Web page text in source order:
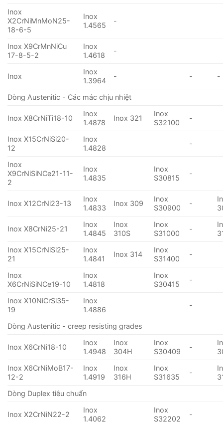
Inox
X2CrNiMnMoN25-
18-6-5
Inox
1.4565
-
Inox X9CrMnNiCu
17-8-5-2
Inox
1.4618
-
Inox
Inox
1.3964
- - -
Dòng Austenitic - Các mác chịu nhiệt
Inox X8CrNiTi18-10
Inox
1.4878
Inox 321
Inox
S32100
-
Inox X15CrNiSi20-
12
Inox
1.4828
-
Inox
X9CrNiSiNCe21-11-
2
Inox
1.4835
Inox
S30815
-
Inox X12CrNi23-13
Inox
1.4833
Inox 309
Inox
S30900
-
Inox X8CrNi25-21
Inox
1.4845
Inox
310S
Inox
S31000
-
Inox X15CrNiSi25-
21
Inox
1.4841
Inox 314
Inox
S31400
-
Inox
X6CrNiSiNCe19-10
Inox
1.4818
Inox
S30415
-
Inox X10NiCrSi35-
19
Inox
1.4886
-
Dòng Austenitic - creep resisting grades
Inox X6CrNi18-10
Inox
1.4948
Inox
304H
Inox
S30409
-
Inox X6CrNiMoB17-
12-2
Inox
1.4919
Inox
316H
Inox
S31635
-
Dòng Duplex tiêu chuẩn
Inox X2CrNiN22-2
Inox
1.4062
Inox
S32202
-